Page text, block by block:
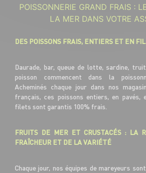
POISSONNERIE GRAND FRAIS :
LA MER DANS VOTRE
DES POISSONS FRAIS, ENTIERS ET EN
Daurade, bar, queue de lotte, sardine,
poisson commencent dans la
Acheminés chaque jour dans nos
français, ces poissons entiers, en pavés,
filets sont garantis 100% frais.
FRUITS DE MER ET CRUSTACÉS : LA
FRAÎCHEUR ET DE LA VARIÉTÉ
Chaque jour, nos équipes de mareyeurs